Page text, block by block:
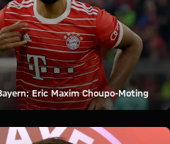
Eric Maxim Choupo-Moting